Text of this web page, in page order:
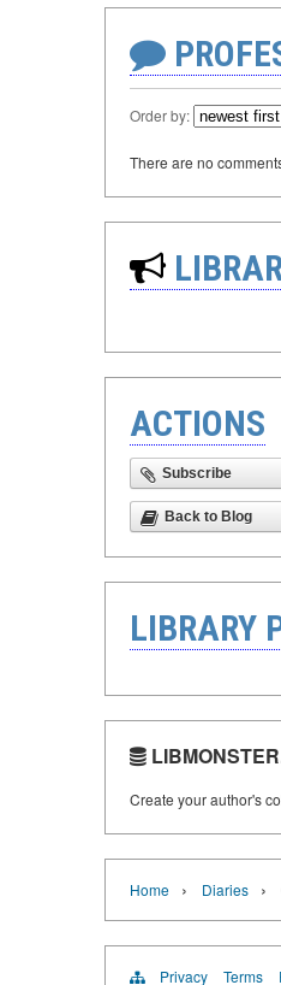
Order by:
There are no
ACTIONS
Subscribe
Back to Blog
LIBRARY
Create your author's
Home › Diaries ›
Privacy Terms